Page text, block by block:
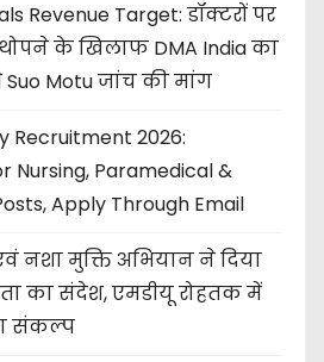
Revenue Target: डॉक्टरों पर
के खिलाफ DMA India का
Motu जांच की मांग
Recruitment 2026:
Nursing, Paramedical &
Apply Through Email
नशा मुक्ति अभियान ने दिया
का संदेश, एमडीयू रोहतक में
संकल्प